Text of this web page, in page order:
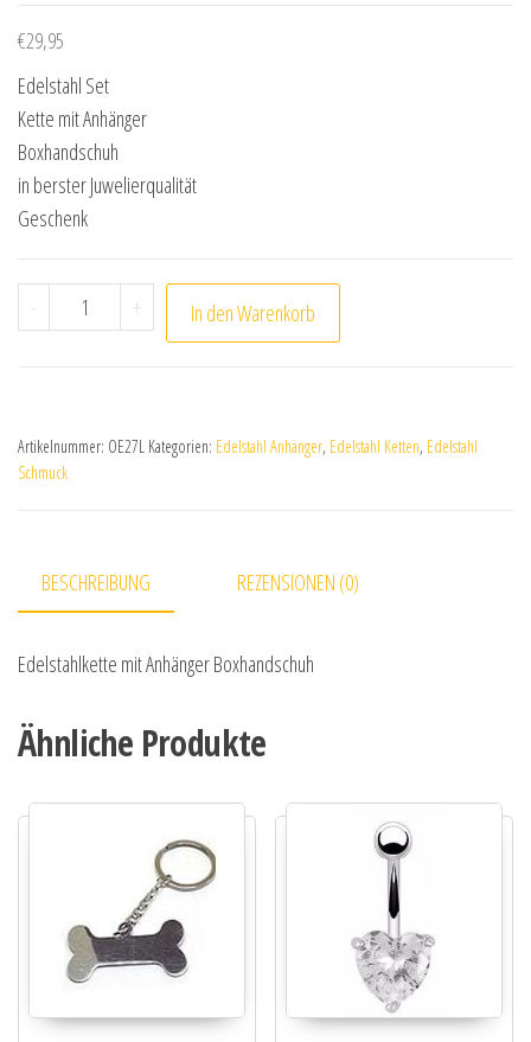
€29,95
Edelstahl Set
Kette mit Anhänger
Boxhandschuh
in berster Juwelierqualität
Geschenk
- Edelstahlkette mit Anhänger Boxhandschuh Menge
+ In den Warenkorb
Artikelnummer: OE27L Kategorien: Edelstahl Anhänger, Edelstahl Ketten, Edelstahl
Schmuck
BESCHREIBUNG REZENSIONEN (0)
Edelstahlkette mit Anhänger Boxhandschuh
Ähnliche Produkte